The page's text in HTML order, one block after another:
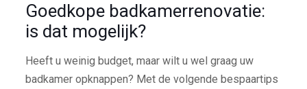
Goedkope badkamerrenovatie:
is dat mogelijk?
Heeft u weinig budget, maar wilt u wel graag uw
badkamer opknappen? Met de volgende bespaartips